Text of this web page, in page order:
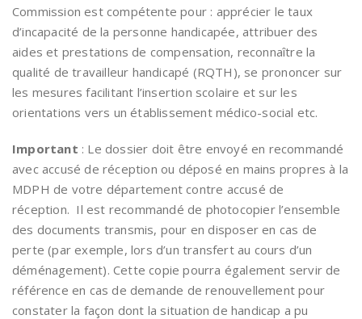
Commission est compétente pour : apprécier le taux
d’incapacité de la personne handicapée, attribuer des
aides et prestations de compensation, reconnaître la
qualité de travailleur handicapé (RQTH), se prononcer sur
les mesures facilitant l’insertion scolaire et sur les
orientations vers un établissement médico-social etc.
Important : Le dossier doit être envoyé en recommandé
avec accusé de réception ou déposé en mains propres à la
MDPH de votre département contre accusé de
réception. Il est recommandé de photocopier l’ensemble
des documents transmis, pour en disposer en cas de
perte (par exemple, lors d’un transfert au cours d’un
déménagement). Cette copie pourra également servir de
référence en cas de demande de renouvellement pour
constater la façon dont la situation de handicap a pu